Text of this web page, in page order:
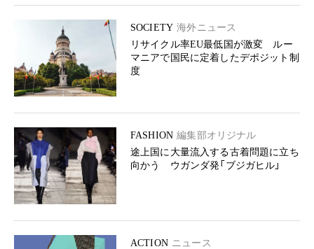
SOCIETY 海外ニュース
リサイクル率EU最低国が激変 ルー
マニアで国民に定着したデポジット制
度
FASHION 編集部オリジナル
途上国に大量流入する古着問題に立ち
向かう ウガンダ発「ブジガヒル」
ACTION ニュース